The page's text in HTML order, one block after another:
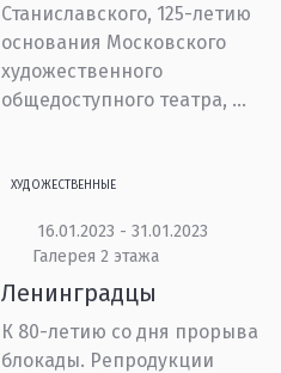
Станиславского, 125-летию
основания Московского
художественного
общедоступного театра, ...
ХУДОЖЕСТВЕННЫЕ
16.01.2023 - 31.01.2023
Галерея 2 этажа
Ленинградцы
К 80-летию со дня прорыва
блокады. Репродукции